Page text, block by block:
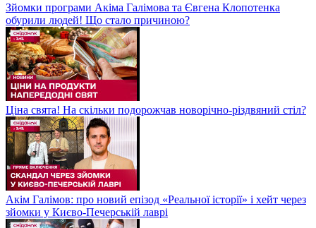
Зйомки програми Акіма Галімова та Євгена Клопотенка
обурили людей! Що стало причиною?
Ціна свята! На скільки подорожчав новорічно-різдвяний стіл?
Акім Галімов: про новий епізод «Реальної історії» і хейт через
зйомки у Києво-Печерській лаврі